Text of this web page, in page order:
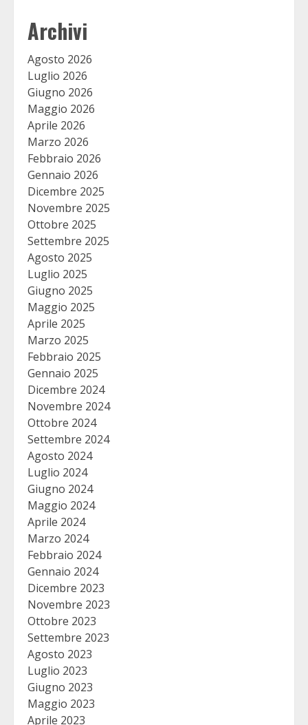
Archivi
Agosto 2026
Luglio 2026
Giugno 2026
Maggio 2026
Aprile 2026
Marzo 2026
Febbraio 2026
Gennaio 2026
Dicembre 2025
Novembre 2025
Ottobre 2025
Settembre 2025
Agosto 2025
Luglio 2025
Giugno 2025
Maggio 2025
Aprile 2025
Marzo 2025
Febbraio 2025
Gennaio 2025
Dicembre 2024
Novembre 2024
Ottobre 2024
Settembre 2024
Agosto 2024
Luglio 2024
Giugno 2024
Maggio 2024
Aprile 2024
Marzo 2024
Febbraio 2024
Gennaio 2024
Dicembre 2023
Novembre 2023
Ottobre 2023
Settembre 2023
Agosto 2023
Luglio 2023
Giugno 2023
Maggio 2023
Aprile 2023